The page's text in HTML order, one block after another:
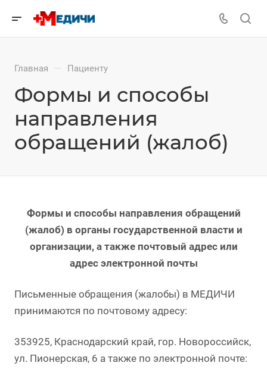
Главная — Пациенту
Формы и способы
направления
обращений (жалоб)
Формы и способы направления обращений
(жалоб) в органы государственной власти и
организации, а также почтовый адрес или
адрес электронной почты
Письменные обращения (жалобы) в МЕДИЧИ
принимаются по почтовому адресу:
353925, Краснодарский край, гор. Новороссийск,
ул. Пионерская, 6 а также по электронной почте: